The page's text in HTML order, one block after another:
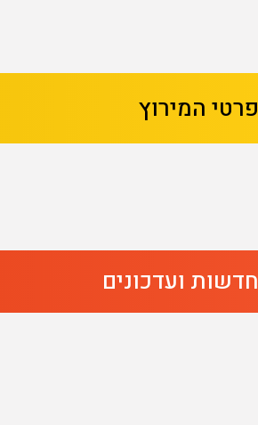
פרטי המירוץ
חדשות ועדכונים